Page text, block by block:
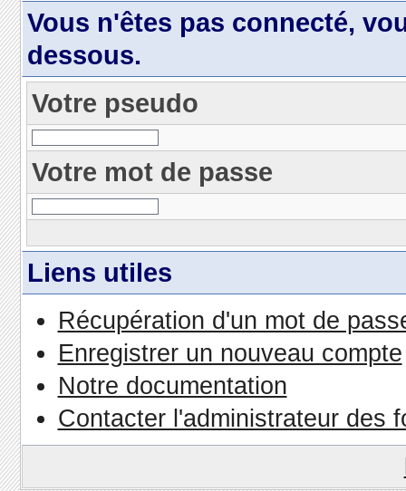
Vous n'êtes pas connecté,
dessous.
Votre pseudo
Votre mot de passe
Liens utiles
Récupération d'un mot de
Enregistrer un nouveau compte
Notre documentation
Contacter l'administrateur des